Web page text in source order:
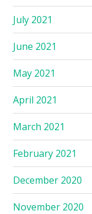
July 2021
June 2021
May 2021
April 2021
March 2021
February 2021
December 2020
November 2020